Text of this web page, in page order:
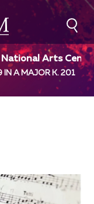
National Arts
dir
IN A MAJOR K. 201